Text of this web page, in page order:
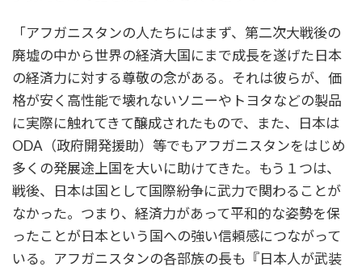
「アフガニスタンの人たちにはまず、第二次大戦後の
廃墟の中から世界の経済大国にまで成長を遂げた日本
の経済力に対する尊敬の念がある。それは彼らが、価
格が安く高性能で壊れないソニーやトヨタなどの製品
に実際に触れてきて醸成されたもので、また、日本は
ODA（政府開発援助）等でもアフガニスタンをはじめ
多くの発展途上国を大いに助けてきた。もう１つは、
戦後、日本は国として国際紛争に武力で関わることが
なかった。つまり、経済力があって平和的な姿勢を保
ったことが日本という国への強い信頼感につながって
いる。アフガニスタンの各部族の長も『日本人が武装